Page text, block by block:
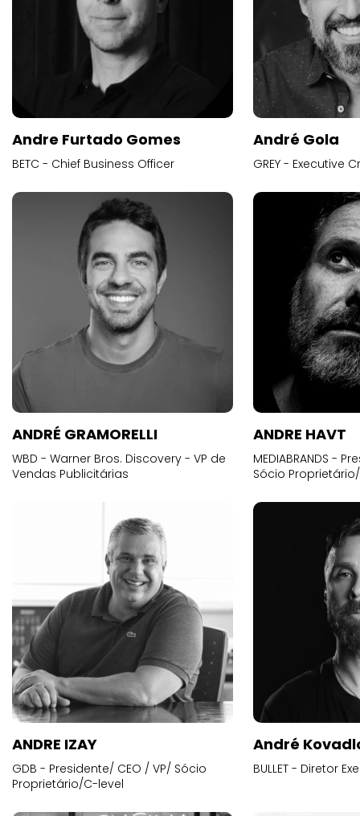
Andre Furtado Gomes
BETC - Chief Business Officer
André Gola
GREY - Executive
ANDRÉ GRAMORELLI
WBD - Warner Bros. Discovery - VP de
Vendas Publicitárias
ANDRE HAVT
MEDIABRANDS -
Sócio
ANDRE IZAY
GDB - Presidente/ CEO / VP/ Sócio
Proprietário/C-level
André
BULLET - Diretor